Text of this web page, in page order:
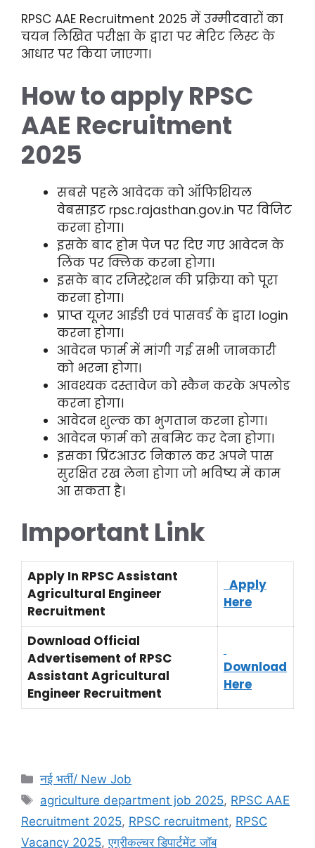
RPSC AAE Recruitment 2025 में उम्मीदवारों का
चयन लिखित परीक्षा के द्वारा पर मेरिट लिस्ट के
आधार पर किया जाएगा।
How to apply RPSC
AAE Recruitment
2025
सबसे पहले आवेदक को ऑफिशियल
वेबसाइट rpsc.rajasthan.gov.in पर विजिट
करना होगा।
इसके बाद होम पेज पर दिए गए आवेदन के
लिंक पर क्लिक करना होगा।
इसके बाद रजिस्ट्रेशन की प्रक्रिया को पूरा
करना होगा।
प्राप्त यूजर आईडी एवं पासवर्ड के द्वारा login
करना होगा।
आवेदन फार्म में मांगी गई सभी जानकारी
को भरना होगा।
आवश्यक दस्तावेज को स्कैन करके अपलोड
करना होगा।
आवेदन शुल्क का भुगतान करना होगा।
आवेदन फार्म को सबमिट कर देना होगा।
इसका प्रिंटआउट निकाल कर अपने पास
सुरक्षित रख लेना होगा जो भविष्य में काम
आ सकता है।
Important Link
Apply In RPSC Assistant
Agricultural Engineer
Recruitment
Apply
Here
Download Official
Advertisement of RPSC
Assistant Agricultural
Engineer Recruitment
Download
Here
नई भर्ती/ New Job
agriculture department job 2025, RPSC AAE
Recruitment 2025, RPSC recruitment, RPSC
Vacancy 2025,एग्रीकल्चर डिपार्टमेंट जॉब